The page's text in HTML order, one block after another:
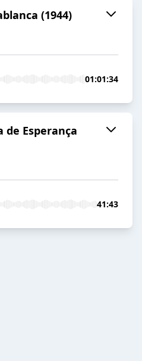
(1944)
01:01:34
de Esperança
41:43